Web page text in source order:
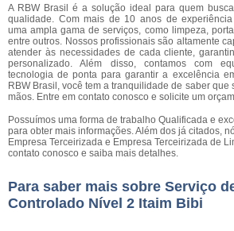
A RBW Brasil é a solução ideal para quem
qualidade. Com mais de 10 anos de
uma ampla gama de serviços, como limpeza,
entre outros. Nossos profissionais são altamente
atender às necessidades de cada cliente,
personalizado. Além disso, contamos com
tecnologia de ponta para garantir a excelência
RBW Brasil, você tem a tranquilidade de saber que
mãos. Entre em contato conosco e solicite um
Possuímos uma forma de trabalho Qualificada e
para obter mais informações. Além dos já citados,
Empresa Terceirizada e Empresa Terceirizada de
contato conosco e saiba mais detalhes.
Para saber mais sobre Serviço
Controlado Nível 2 Itaim Bibi